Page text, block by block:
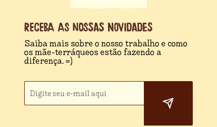
Receba as nossas novidades
Saiba mais sobre o nosso trabalho e como
os mãe-terráqueos estão fazendo a
diferença. =)